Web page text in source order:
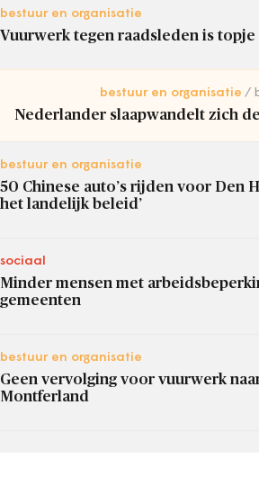
bestuur en organisatie
Vuurwerk tegen raadsleden is topje
bestuur en organisatie
Nederlander slaapwandelt zich
bestuur en organisatie
50 Chinese auto’s rijden voor Den
het landelijk beleid’
sociaal
Minder mensen met
gemeenten
bestuur en organisatie
Geen vervolging voor vuurwerk
Montferland